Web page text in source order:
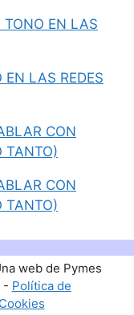
TONO EN LAS
EN LAS REDES
CON
TANTO)
CON
TANTO)
web de Pymes
- Política de